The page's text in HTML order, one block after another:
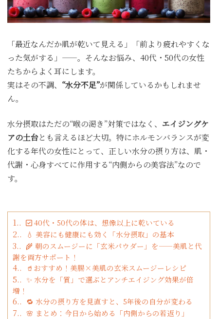
「最近なんだか肌が乾いて見える」「前より疲れやすくな
った気がする」——。そんなお悩み、40代・50代の女性
たちからよく耳にします。
実はその不調、 “水分不足”が関係しているかもしれませ
ん。
水分摂取はただの“喉の渇き”対策ではなく、 エイジングケ
アの土台とも言えるほど大切。特にホルモンバランスが変
化する年代の女性にとって、正しい水分の摂り方は、肌・
代謝・心身すべてに作用する“内側からの美容法”なので
す。
1. ✅ 40代・50代の体は、想像以上に乾いている
2. 💧 美容にも健康にも効く「水分摂取」の基本
3.
🌾 朝のスムージーに「玄米パウダー」を——美肌と代
謝を両方サポート！
4. 🥤おすすめ！美腸×美肌の玄米スムージーレシピ
5.
✨ 水分を「質」で選ぶとアンチエイジング効果が倍
増！
6. 🔁 水分の摂り方を見直すと、5年後の自分が変わる
7. 🌸 まとめ：今日から始める「内側からの若返り」